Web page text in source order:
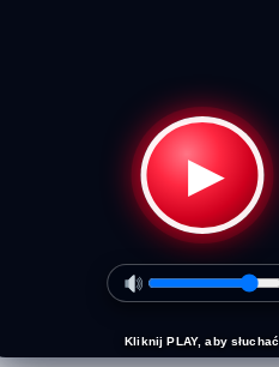
▶
Kliknij PLAY, aby słuchać